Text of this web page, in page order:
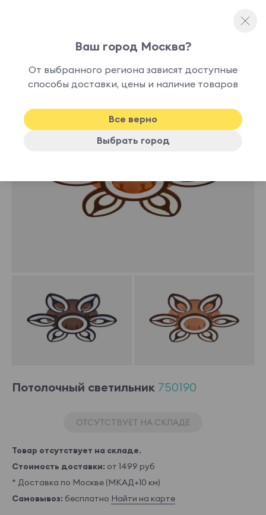
наличии
Потолочный светильник 750190
ОТСУТСТВУЕТ НА СКЛАДЕ
Товар отсутствует на складе.
Стоимость доставки: от 1499 руб
* Доставка по Москве (МКАД+10 км)
Самовывоз: бесплатно Найти на карте
Ваш город Москва?
От выбранного региона зависят доступные
способы доставки, цены и наличие товаров
Все верно
Выбрать город